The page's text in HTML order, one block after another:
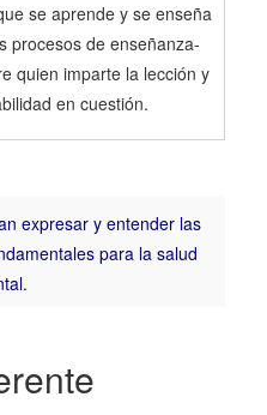
se aprende y se enseña
procesos de enseñanza-
quien imparte la lección y
en cuestión.
expresar y entender las
para la salud